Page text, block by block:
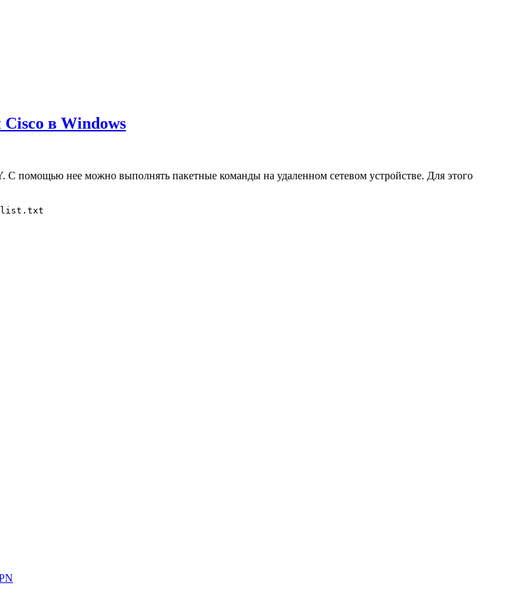
в Windows
С помощью нее можно выполнять пакетные команды на удаленном сетевом устройстве. Для этого